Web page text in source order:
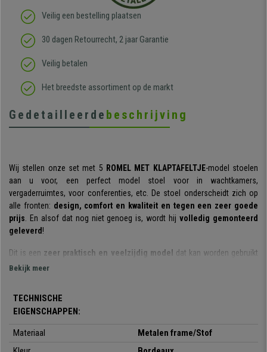
Veilig een bestelling plaatsen
30 dagen Retourrecht, 2 jaar Garantie
Veilig betalen
Het breedste assortiment op de markt
Gedetailleerde beschrijving
Wij stellen onze set met 5 ROMEL MET KLAPTAFELTJE-model stoelen
aan u voor, een perfect model stoel voor in wachtkamers,
vergaderruimtes, voor conferenties, etc. De stoel onderscheidt zich op
alle fronten: design, comfort en kwaliteit en tegen een zeer goede
prijs. En alsof dat nog niet genoeg is, wordt hijvolledig gemonteerd
geleverd!
Dit is een zeer praktisch en veelzijdig model dat kan worden gebruikt
voor vergaderingen, bijeenkomsten met klanten, voor in wachtruimtes en
gemakkelijke hanteerbaarheid
comfortabel kunt oppakken en ergens anders kunt plaatsen totdat u hem
weer nodig heeft.
Bekijk meer
TECHNISCHE
EIGENSCHAPPEN:
Materiaal
Metalen frame/Stof